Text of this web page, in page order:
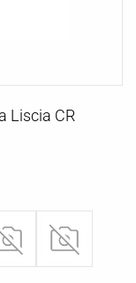
Liscia CR